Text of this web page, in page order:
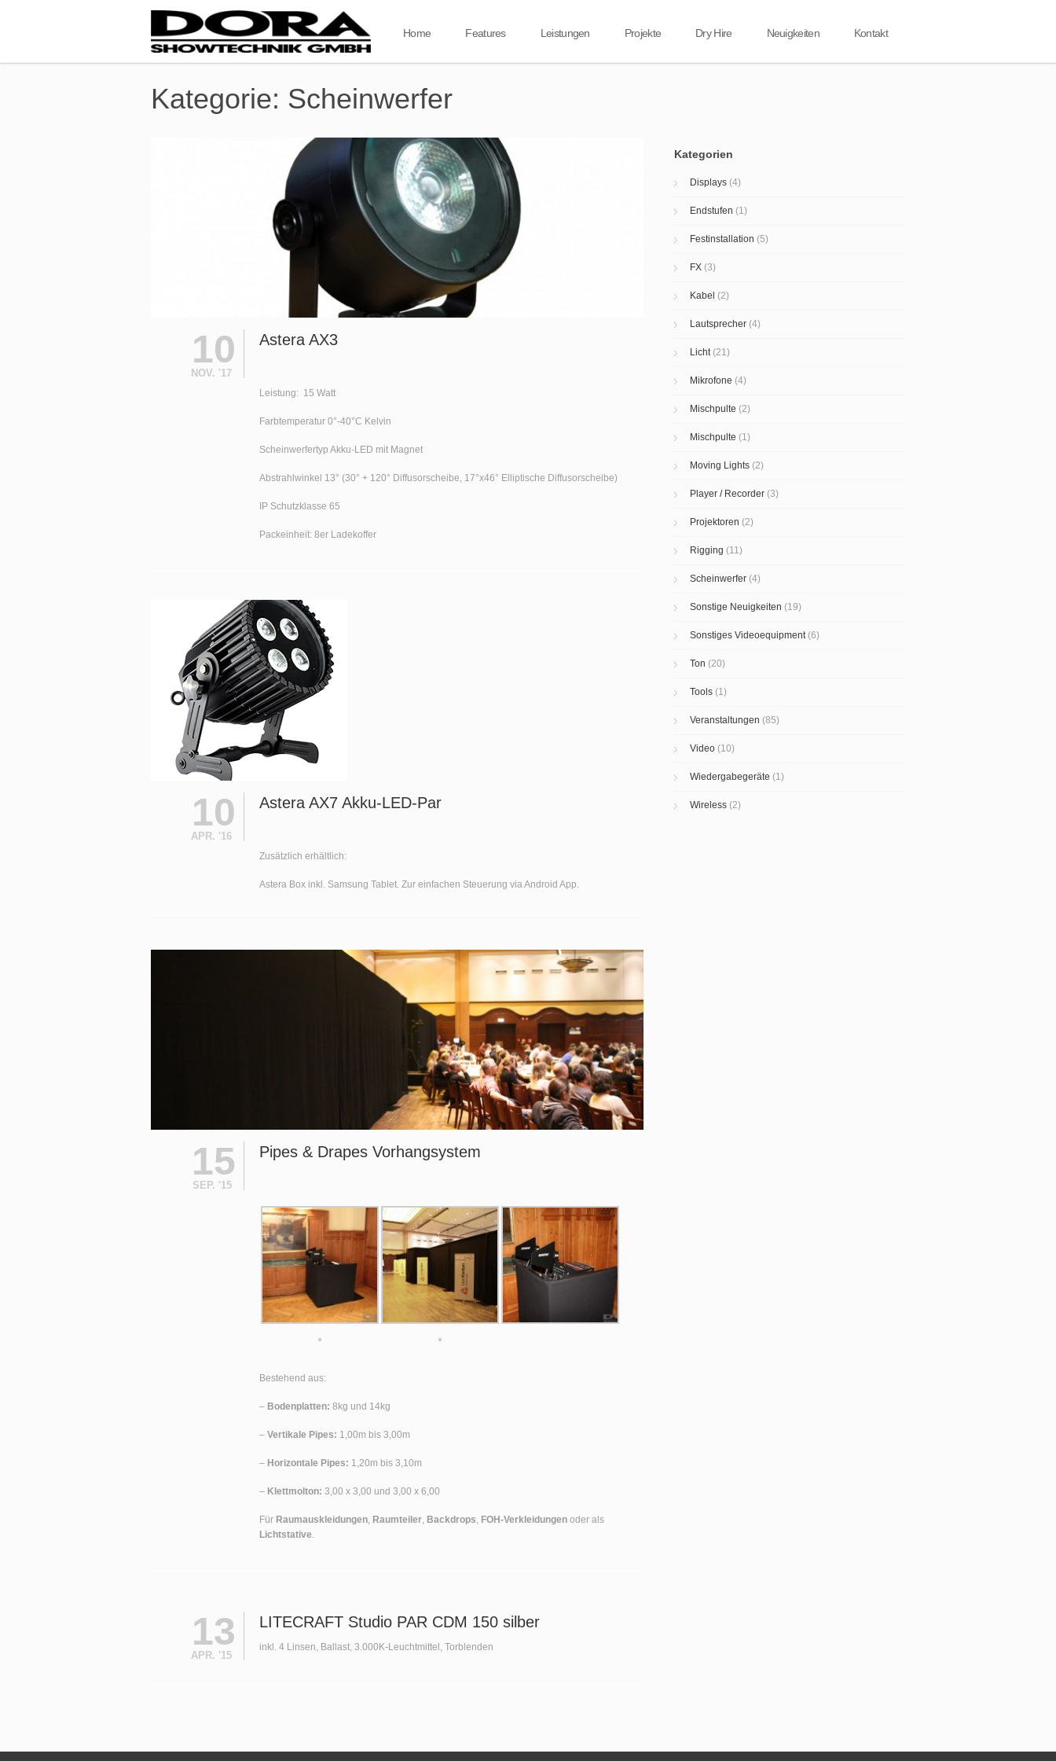
Home Features Leistungen Projekte Dry Hire Neuigkeiten Kontakt
Kategorie: Scheinwerfer
10
NOV. '17
Astera AX3
Leistung: 15 Watt
Farbtemperatur 0°-40°C Kelvin
Scheinwerfertyp Akku-LED mit Magnet
Abstrahlwinkel 13° (30° + 120° Diffusorscheibe, 17°x46° Elliptische Diffusorscheibe)
IP Schutzklasse 65
Packeinheit: 8er Ladekoffer
10
APR. '16
Astera AX7 Akku-LED-Par
Zusätzlich erhältlich:
Astera Box inkl. Samsung Tablet. Zur einfachen Steuerung via Android App.
15
SEP. '15
Pipes & Drapes Vorhangsystem
Bestehend aus:
– Bodenplatten: 8kg und 14kg
– Vertikale Pipes: 1,00m bis 3,00m
– Horizontale Pipes: 1,20m bis 3,10m
– Klettmolton: 3,00 x 3,00 und 3,00 x 6,00
Für Raumauskleidungen, Raumteiler, Backdrops, FOH-Verkleidungenoder als
Lichtstative.
13
APR. '15
LITECRAFT Studio PAR CDM 150 silber
inkl. 4 Linsen, Ballast, 3.000K-Leuchtmittel, Torblenden
Kategorien
Displays(4)
Endstufen (1)
Festinstallation (5)
FX(3)
Kabel (2)
Lautsprecher(4)
Licht(21)
Mikrofone (4)
Mischpulte (2)
Mischpulte (1)
Moving Lights(2)
Player / Recorder(3)
Projektoren (2)
Rigging (11)
Scheinwerfer(4)
Sonstige Neuigkeiten (19)
Sonstiges Videoequipment(6)
Ton (20)
Tools(1)
Veranstaltungen (85)
Video(10)
Wiedergabegeräte (1)
Wireless(2)